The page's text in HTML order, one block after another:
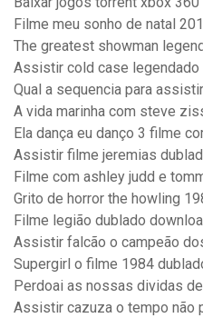
Filme meu sonho de natal
The greatest showman
Assistir cold case legendado
Qual a sequencia para
A vida marinha com steve
Ela dança eu danço 3 filme
Assistir filme jeremias
Filme com ashley judd e
Grito de horror the howling
Filme legião dublado
Assistir falcão o campeão
Supergirl o filme 1984
Perdoai as nossas dividas
Assistir cazuza o tempo não